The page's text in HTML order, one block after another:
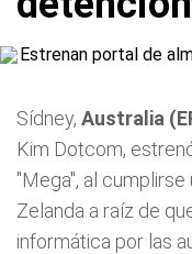
Sídney, Australia
Kim Dotcom,
"Mega", al
Zelanda a raíz de
informática por las